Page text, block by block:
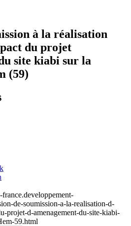
à la réalisation
du projet
site kiabi sur la
(59)
de-soumission-a-la-realisation-d-
projet-d-amenagement-du-site-kiabi-
59.html